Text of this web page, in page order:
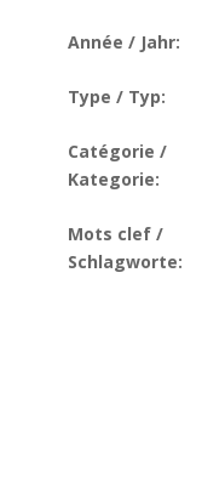
Année / Jahr:
Type / Typ:
Catégorie /
Kategorie:
Mots clef /
Schlagworte: